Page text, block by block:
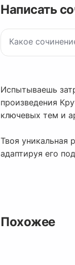
Написать
Испытываешь
произведения
ключевых тем и
Твоя уникальная
адаптируя его
Похожее